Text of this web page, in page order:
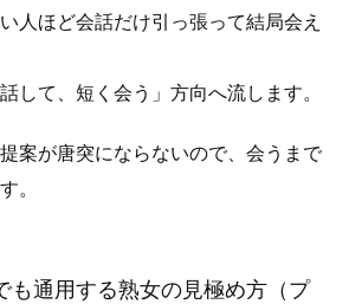
人ほど会話だけ引っ張って結局会え
して、短く会う」方向へ流します。
案が唐突にならないので、会うまで
。
も通用する熟女の見極め方（プ